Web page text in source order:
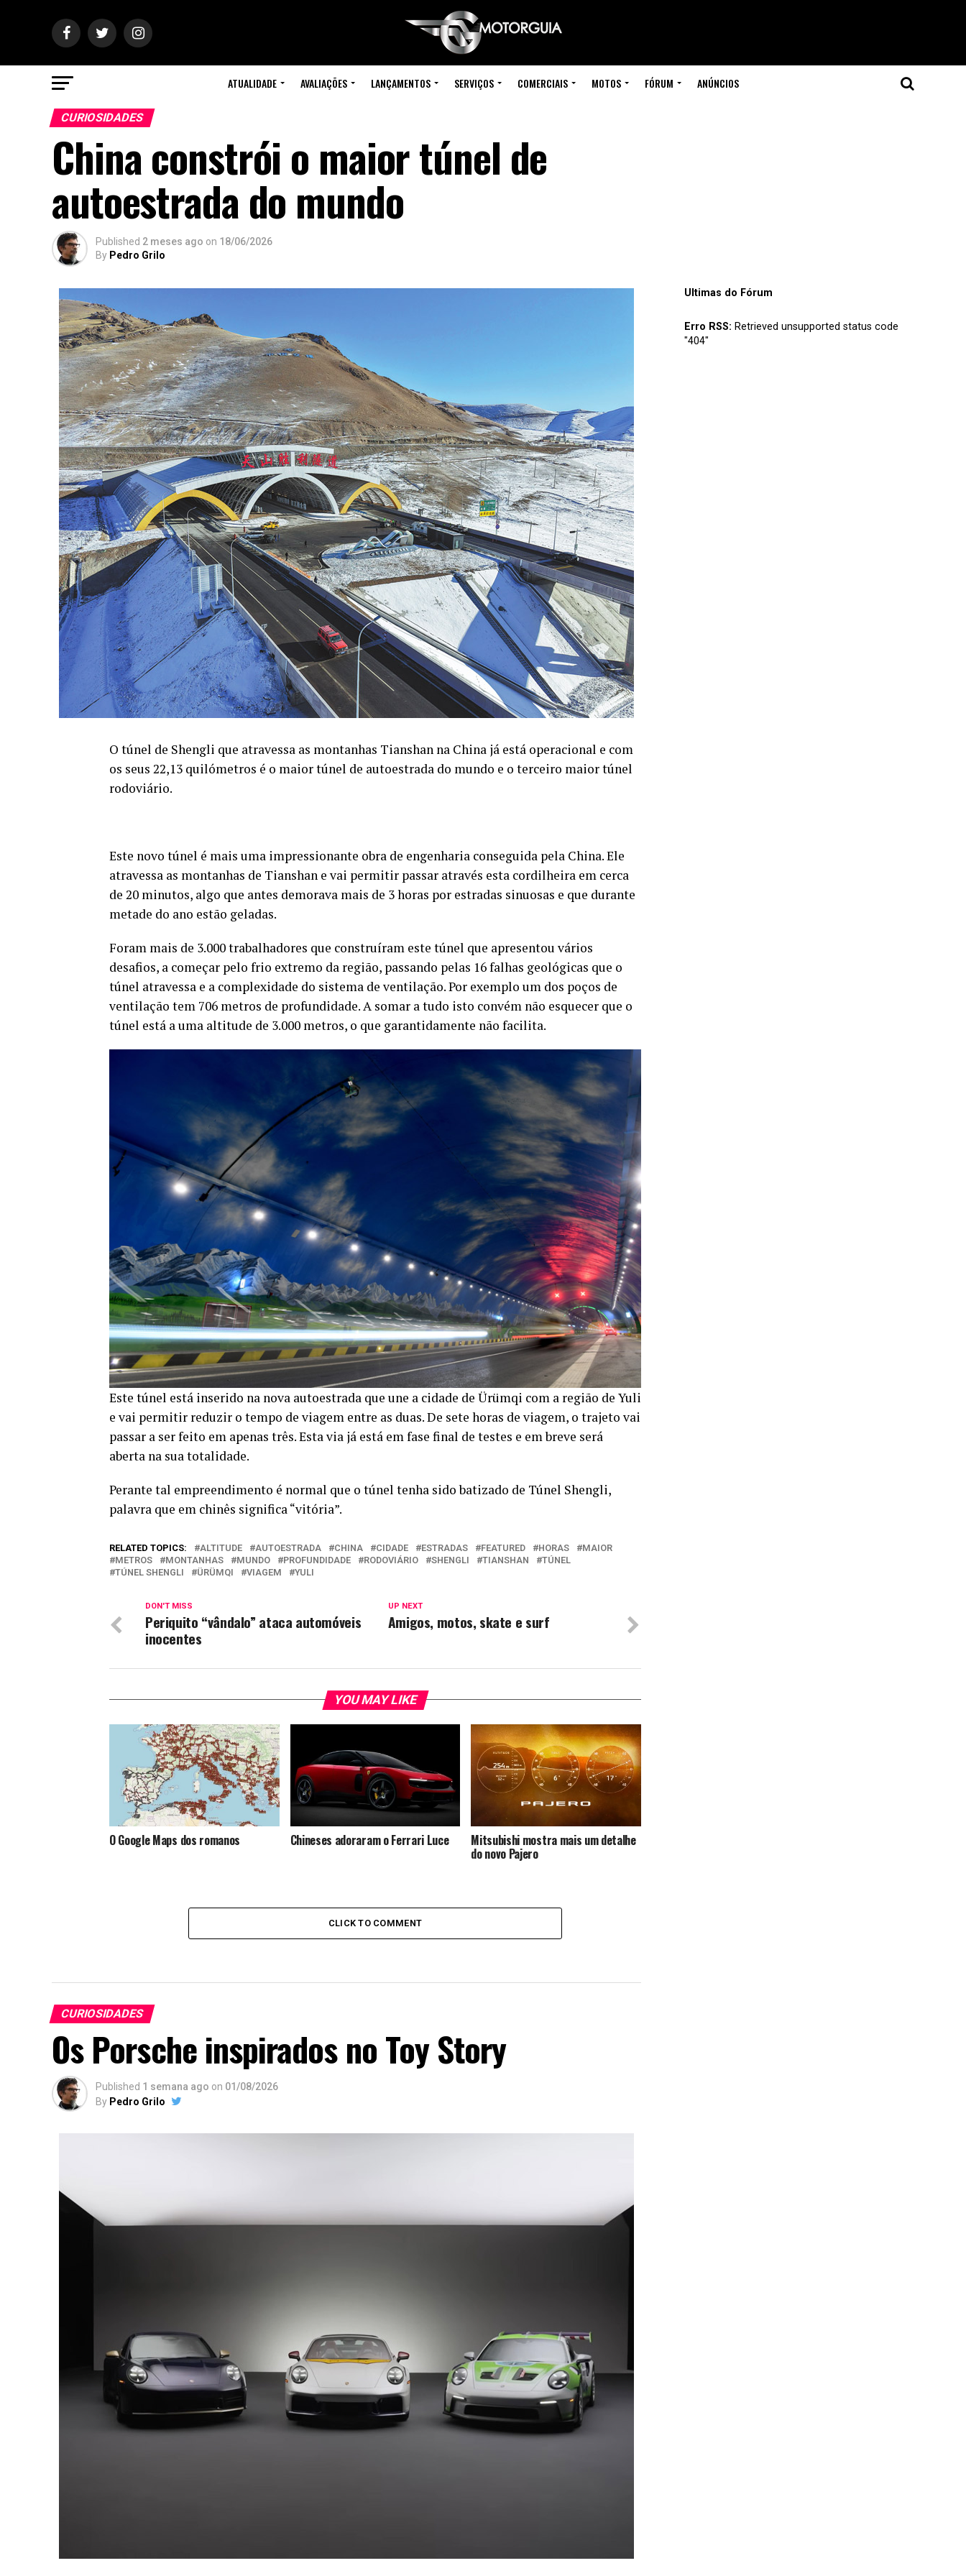
ATUALIDADE AVALIAÇÕES LANÇAMENTOS SERVIÇOS COMERCIAIS MOTOS FÓRUM ANÚNCIOS
CURIOSIDADES
China constrói o maior túnel de
autoestrada do mundo
Published 2 meses ago on 18/06/2026
By Pedro Grilo
O túnel de Shengli que atravessa as montanhas Tianshan na China já está operacional e com
os seus 22,13 quilómetros é o maior túnel de autoestrada do mundo e o terceiro maior túnel
rodoviário.
Este novo túnel é mais uma impressionante obra de engenharia conseguida pela China. Ele
atravessa as montanhas de Tianshan e vai permitir passar através esta cordilheira em cerca
de 20 minutos, algo que antes demorava mais de 3 horas por estradas sinuosas e que durante
metade do ano estão geladas.
Foram mais de 3.000 trabalhadores que construíram este túnel que apresentou vários
desafios, a começar pelo frio extremo da região, passando pelas 16 falhas geológicas que o
túnel atravessa e a complexidade do sistema de ventilação. Por exemplo um dos poços de
ventilação tem 706 metros de profundidade. A somar a tudo isto convém não esquecer que o
túnel está a uma altitude de 3.000 metros, o que garantidamente não facilita.
Este túnel está inserido na nova autoestrada que une a cidade de Ürümqi com a região de Yuli
e vai permitir reduzir o tempo de viagem entre as duas. De sete horas de viagem, o trajeto vai
passar a ser feito em apenas três. Esta via já está em fase final de testes e em breve será
aberta na sua totalidade.
Perante tal empreendimento é normal que o túnel tenha sido batizado de Túnel Shengli,
palavra que em chinês significa “vitória”.
RELATED TOPICS: ALTITUDE AUTOESTRADA CHINA CIDADE ESTRADAS FEATURED HORAS
MAIOR
METROS
MONTANHAS MUNDO PROFUNDIDADE RODOVIÁRIO SHENGLI TIANSHAN
TÚNEL
TÚNEL SHENGLI
ÜRÜMQI VIAGEM YULI
UP NEXT
Amigos, motos, skate e surf
DON'T MISS
Periquito “vândalo” ataca automóveis
inocentes
YOU MAY LIKE
O Google Maps dos romanos Chineses adoraram o Ferrari Luce Mitsubishi mostra mais um detalhe
do novo Pajero
CLICK TO COMMENT
CURIOSIDADES
Os Porsche inspirados no Toy Story
Published 1 semana ago on 01/08/2026
By Pedro Grilo
Ultimas do Fórum
Erro RSS: Retrieved unsupported status code
"404"